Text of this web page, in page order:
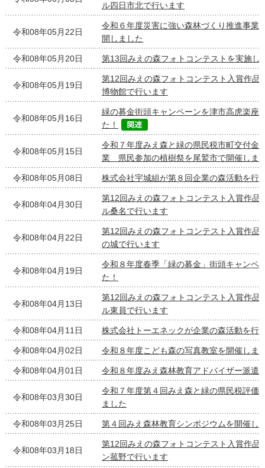
ル四日市北で行います
令和08年05月22日
令和６年度災害に強い森林づくり推進事業
開しました
令和08年05月20日 第13回みえの森フォトコンテストを実施し
令和08年05月19日
第12回みえの森フォトコンテスト入賞作品
博物館で行います
令和08年05月16日
緑の募金街頭キャンペーンを津市高虎楽座
た！
令和08年05月15日
令和７年度みえ森と緑の県民税市町交付金
業 県民参加の植樹祭を尾鷲市で開催しま
令和08年05月08日 株式会社宇城組が第８回企業の森活動を行
令和08年04月30日
第12回みえの森フォトコンテスト入賞作品
ル桑名で行います
令和08年04月22日
第12回みえの森フォトコンテスト入賞作品
の城で行います
令和08年04月19日
令和８年度春季「緑の募金」街頭キャンペ
た！
令和08年04月13日
第12回みえの森フォトコンテスト入賞作品
ル東員で行います
令和08年04月11日 株式会社トーエネックが企業の森活動を行
令和08年04月02日 令和８年度こども森の写真教室を開催しま
令和08年04月01日 令和８年度みえ森林教育アドバイザー派遣
令和08年03月30日
令和７年度第４回みえ森と緑の県民税評価
ました
令和08年03月25日 第４回みえ森林教育シンポジウムを開催し
令和08年03月18日
第12回みえの森フォトコンテスト入賞作品
ン菰野で行います